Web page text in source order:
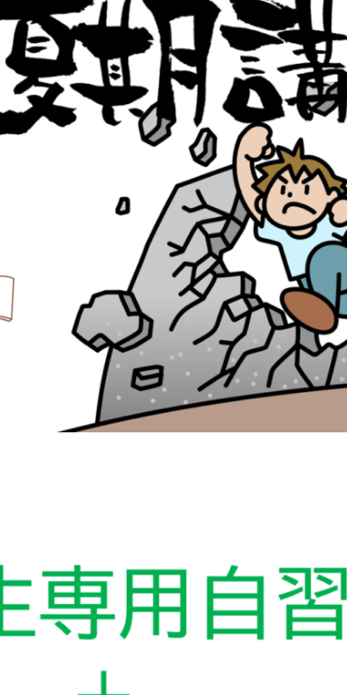
メールでのお問い合わせ